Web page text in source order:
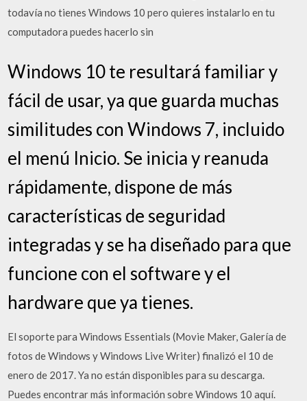
todavía no tienes Windows 10 pero quieres instalarlo en tu
computadora puedes hacerlo sin
Windows 10 te resultará familiar y
fácil de usar, ya que guarda muchas
similitudes con Windows 7, incluido
el menú Inicio. Se inicia y reanuda
rápidamente, dispone de más
características de seguridad
integradas y se ha diseñado para que
funcione con el software y el
hardware que ya tienes.
El soporte para Windows Essentials (Movie Maker, Galería de
fotos de Windows y Windows Live Writer) finalizó el 10 de
enero de 2017. Ya no están disponibles para su descarga.
Puedes encontrar más información sobre Windows 10 aquí.